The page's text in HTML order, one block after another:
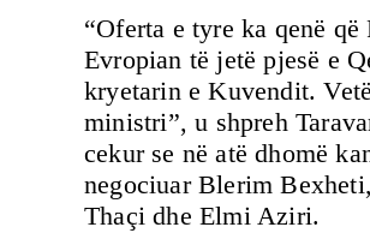
“Oferta e tyre ka qenë që
Evropian të jetë pjesë e
kryetarin e Kuvendit.
ministri”, u shpreh
cekur se në atë dhomë
negociuar Blerim
Thaçi dhe Elmi Aziri.